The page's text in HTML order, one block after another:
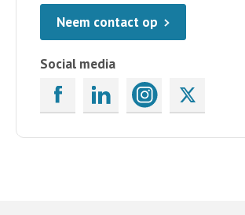
Neem contact op
Social media